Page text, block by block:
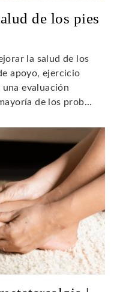
de los pies
la salud de los
apoyo, ejercicio
evaluación
de los prob...